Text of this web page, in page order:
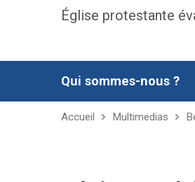
Église protestante
Qui sommes-nous ?
Accueil Multimedias